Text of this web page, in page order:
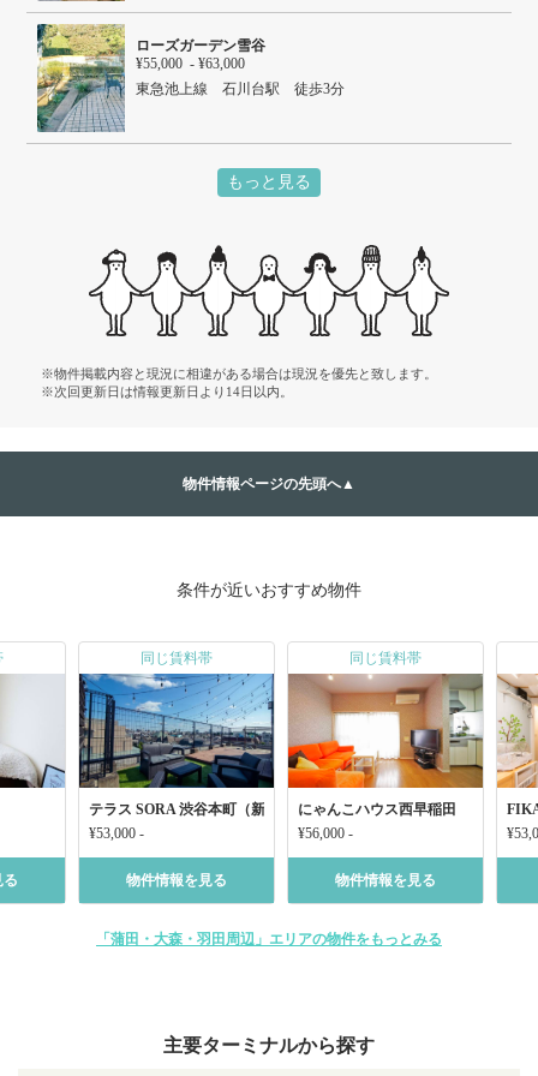
ＪＲ横須賀線 西大井駅 徒歩14分
ローズガーデン雪谷
¥55,000 - ¥63,000
東急池上線 石川台駅 徒歩3分
もっと見る
※物件掲載内容と現況に相違がある場合は現況を優先と致します。
※次回更新日は情報更新日より14日以内。
物件情報ページの先頭へ▲
条件が近いおすすめ物件
る
同じ賃料帯
テラス SORA 渋谷本町（新宿エリア）
¥53,000 -
物件情報を見る
同じ賃料帯
にゃんこハウス西早稲田
¥56,000 -
物件情報を見る
「蒲田・大森・羽田周辺」エリアの物件をもっとみる
主要ターミナルから探す